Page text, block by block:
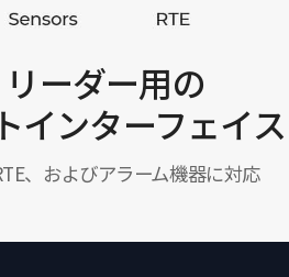
ーダー用の
インターフェイス
、およびアラーム機器に対応